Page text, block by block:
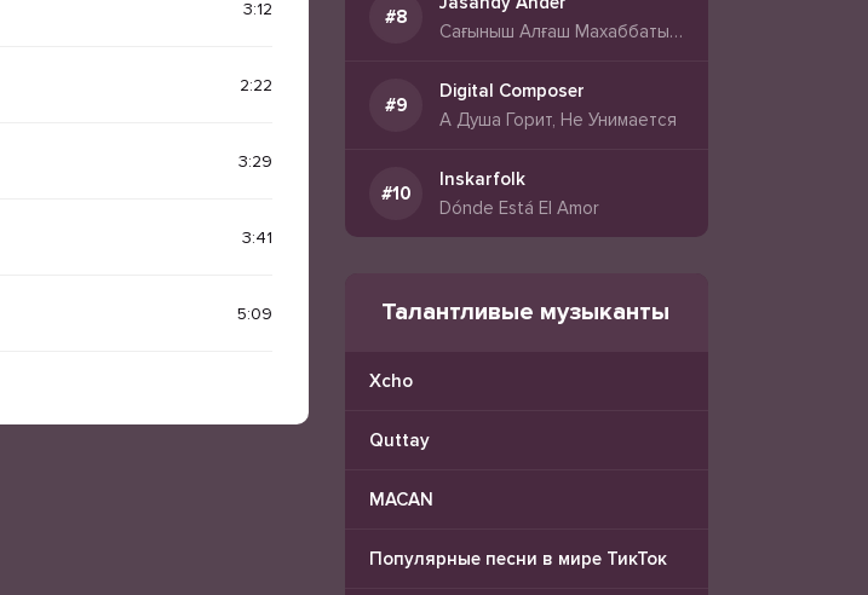
3:12
2:22
3:29
3:41
5:09
Сағыныш Алғаш Махаббатын Сағынғандар Үшін
Digital Composer
А Душа Горит, Не Унимается
Inskarfolk
Dónde Está El Amor
Талантливые музыканты
Xcho
Quttay
MACAN
Популярные песни в мире ТикТок